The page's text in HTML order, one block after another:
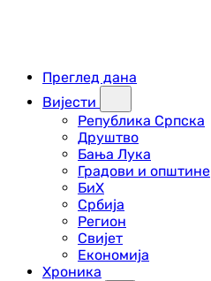
Преглед дана
Вијести
Република Српска
Друштво
Бања Лука
Градови и општине
БиХ
Србија
Регион
Свијет
Економија
Хроника